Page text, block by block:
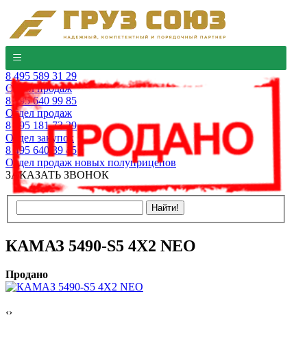
8 495 589 31 29
Отдел продаж
8 495 640 99 85
Отдел продаж
8 495 181 73 29
Отдел закупок
8 495 640 39 45
Отдел продаж новых полуприцепов
ЗАКАЗАТЬ ЗВОНОК
КАМАЗ 5490-S5 4Х2 NEO
Продано
‹›